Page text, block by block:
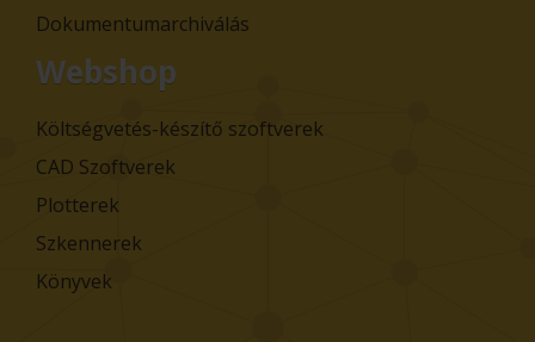
Dokumentumarchiválás
Webshop
Költségvetés-készítő szoftverek
CAD Szoftverek
Plotterek
Szkennerek
Könyvek